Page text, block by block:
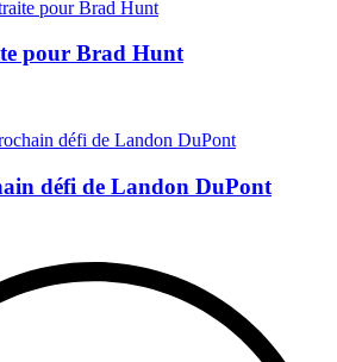
pour Brad Hunt
défi de Landon DuPont